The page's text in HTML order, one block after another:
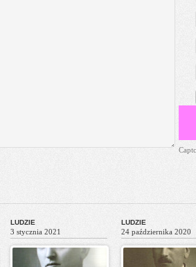
LUDZIE
3 stycznia 2021
LUDZIE
24 października 2020